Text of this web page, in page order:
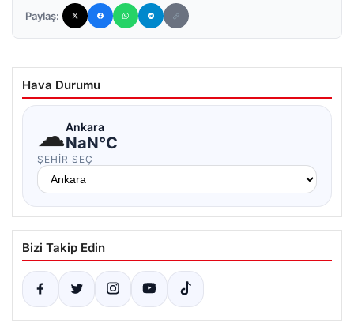
Paylaş:
Hava Durumu
☁Ankara
NaN°C
ŞEHIR SEÇ
Bizi Takip Edin